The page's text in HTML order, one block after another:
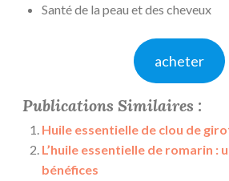
Santé de la peau et des cheveux
acheter
Publications Similaires :
Huile essentielle de clou de
L’huile essentielle de romarin :
bénéfices